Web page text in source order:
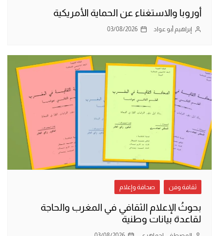
أوروبا والاستغناء عن الحماية الأمريكية
إبراهيم أبو عواد 03/08/2026
ثقافة وفن صحافة وإعلام
بحوثُ الإعلام الثقافي في المغرب والحاجة
لقاعدة بيانات وطنية